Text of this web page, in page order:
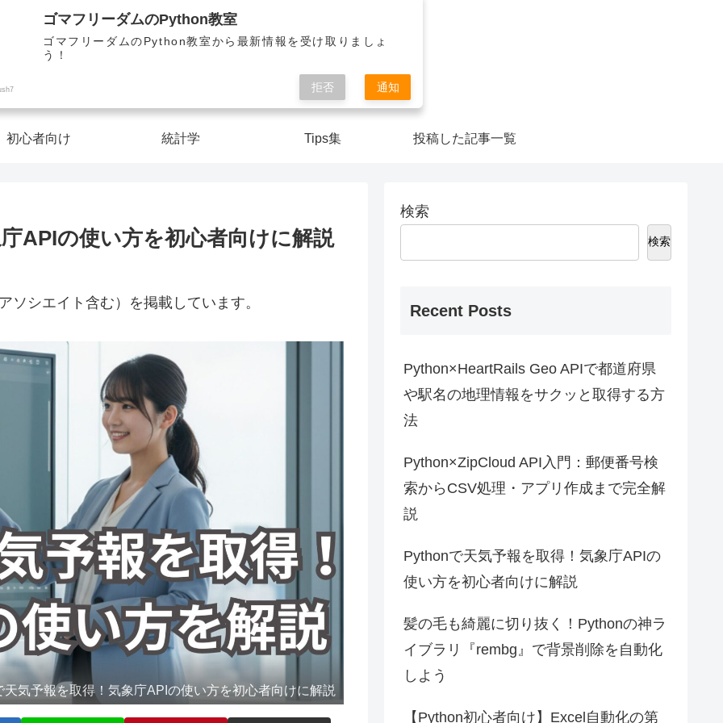
Pythonを楽しく学んで人生を切り開こう！
ゴマフリーダムのPython教室
初心者向け 統計学 Tips集 投稿した記事一覧
APIの使い方を初心者向けに解説
シエイト含む）を掲載しています。
天気予報を取得！気象庁APIの使い方を初心者向けに解説
検索
検索
Recent Posts
Python×HeartRails Geo APIで都道府県
や駅名の地理情報をサクッと取得する方
法
Python×ZipCloud API入門：郵便番号検
索からCSV処理・アプリ作成まで完全解
説
Pythonで天気予報を取得！気象庁APIの
使い方を初心者向けに解説
髪の毛も綺麗に切り抜く！Pythonの神ラ
イブラリ『rembg』で背景削除を自動化
しよう
【Python初心者向け】Excel自動化の第
ゴマフリーダムのPython教室
ゴマフリーダムのPython教室から最新情報を受け取りましょ
う！
拒否 通知